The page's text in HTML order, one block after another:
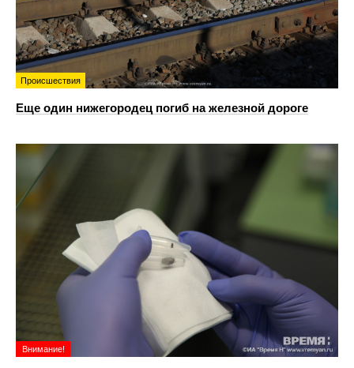
Происшествия
Еще один нижегородец погиб на железной дороге
Внимание!